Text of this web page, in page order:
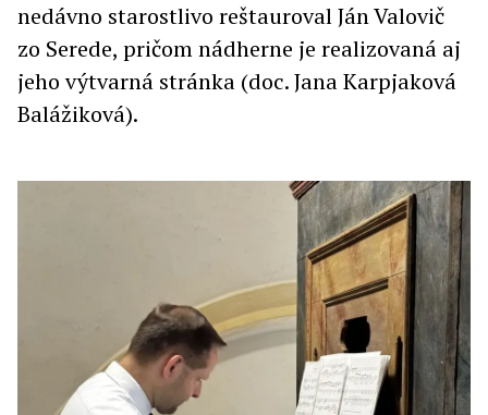
nedávno starostlivo reštauroval Ján Valovič
zo Serede, pričom nádherne je realizovaná aj
jeho výtvarná stránka (doc. Jana Karpjaková
Balážiková).